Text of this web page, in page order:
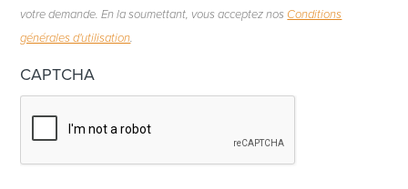
votre demande. En la soumettant, vous acceptez nos Conditions
générales d'utilisation.
CAPTCHA